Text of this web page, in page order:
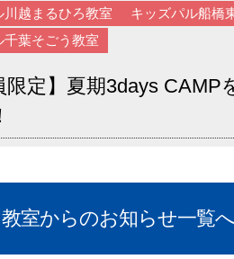
のご案内（東京･千葉･
月28日
（東京･千葉･埼玉エリ
川越まるひろ教室
キッズパル船橋
千葉そごう教室
限定】夏期3days CAMP
月28日
堺ジョルノ教室
教室からのお知らせ一覧